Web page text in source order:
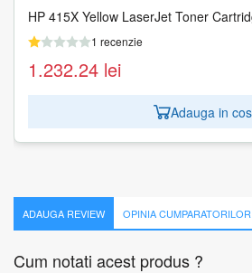
HP 415X Yellow LaserJet Toner
1 recenzie
1.232.24 lei
Adauga in cos
XEROX 106R01294 Toner Xerox
pagini
Adauga in cos
ADAUGA REVIEW OPINIA CUMPARATORILOR
Cum notati acest produs ?